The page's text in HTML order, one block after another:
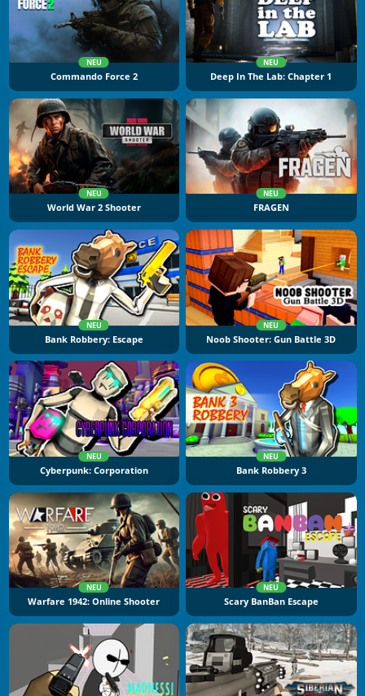
NEU
Commando Force 2
NEU
Deep In The Lab: Chapter 1
NEU
World War 2 Shooter
NEU
FRAGEN
NEU
Bank Robbery: Escape
NEU
Noob Shooter: Gun Battle 3D
NEU
Cyberpunk: Corporation
NEU
Bank Robbery 3
NEU
Warfare 1942: Online Shooter
NEU
Scary BanBan Escape